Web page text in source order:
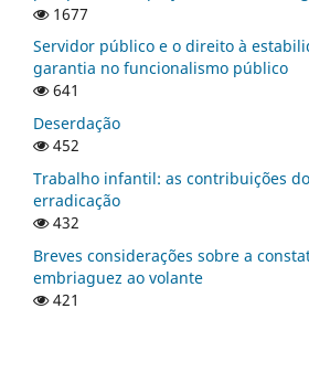
1677
Servidor público e o direito à
garantia no funcionalismo público
641
Deserdação
452
Trabalho infantil: as contribuições
erradicação
432
Breves considerações sobre a
embriaguez ao volante
421